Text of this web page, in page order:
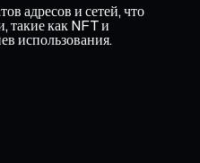
адресов и сетей, что
такие как NFT и
использования.